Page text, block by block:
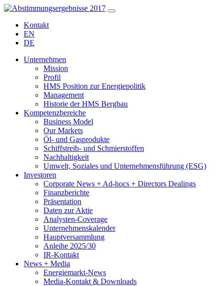
Kontakt
EN
DE
Unternehmen
Mission
Profil
HMS Position zur Energiepolitik
Management
Historie der HMS Bergbau
Kompetenzbereiche
Business Model
Our Markets
Öl- und Gasprodukte
Schiffstreib- und Schmierstoffen
Nachhaltigkeit
Umwelt, Soziales und Unternehmensführung (ESG)
Investoren
Corporate News + Ad-hocs + Directors Dealings
Finanzberichte
Präsentation
Daten zur Aktie
Analysten-Coverage
Unternehmenskalender
Hauptversammlung
Anleihe 2025/30
IR-Kontakt
News + Media
Energiemarkt-News
Media-Kontakt & Downloads